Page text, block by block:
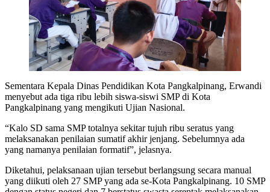
Sementara Kepala Dinas Pendidikan Kota Pangkalpinang, Erwandi
menyebut ada tiga ribu lebih siswa-siswi SMP di Kota
Pangkalpinang yang mengikuti Ujian Nasional.
“Kalo SD sama SMP totalnya sekitar tujuh ribu seratus yang
melaksanakan penilaian sumatif akhir jenjang. Sebelumnya ada
yang namanya penilaian formatif”, jelasnya.
Diketahui, pelaksanaan ujian tersebut berlangsung secara manual
yang diikuti oleh 27 SMP yang ada se-Kota Pangkalpinang. 10 SMP